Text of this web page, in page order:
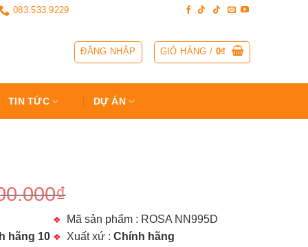
083.533.9229
ĐĂNG NHẬP GIỎ HÀNG / 0₫
TIN TỨC DỰ ÁN
₫
hãng 10
Mã sản phẩm : ROSA NN995D
Xuất xứ : Chính hãng